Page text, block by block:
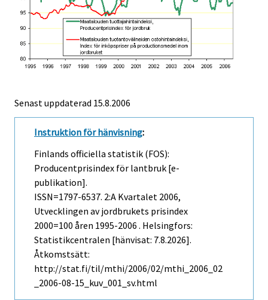
Senast uppdaterad 15.8.2006
Instruktion för hänvisning:
Finlands officiella statistik (FOS):
Producentprisindex för lantbruk [e-
publikation].
ISSN=1797-6537. 2:a Kvartalet 2006,
Utvecklingen av jordbrukets prisindex
2000=100 åren 1995-2006 . Helsingfors:
Statistikcentralen [hänvisat: 7.8.2026].
Åtkomstsätt:
http://stat.fi/til/mthi/2006/02/mthi_2006_02
_2006-08-15_kuv_001_sv.html